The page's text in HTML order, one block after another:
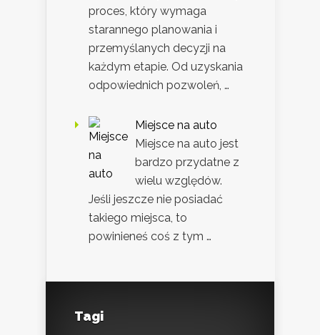
proces, który wymaga
starannego planowania i
przemyślanych decyzji na
każdym etapie. Od uzyskania
odpowiednich pozwoleń, …
Miejsce na auto
Miejsce na auto jest
bardzo przydatne z
wielu względów.
Jeśli jeszcze nie posiadać
takiego miejsca, to
powinieneś coś z tym …
Tagi